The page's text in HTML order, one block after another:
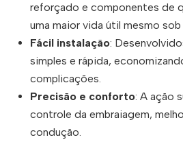
reforçado e componentes de
uma maior vida útil mesmo
Fácil instalação:
simples e rápida,
complicações.
Precisão e conforto: A ação
controle da embraiagem,
condução.